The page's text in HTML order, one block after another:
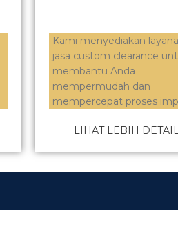
Kami menyediakan
jasa custom clearance
membantu Anda
mempermudah dan
mempercepat proses
LIHAT LEBIH